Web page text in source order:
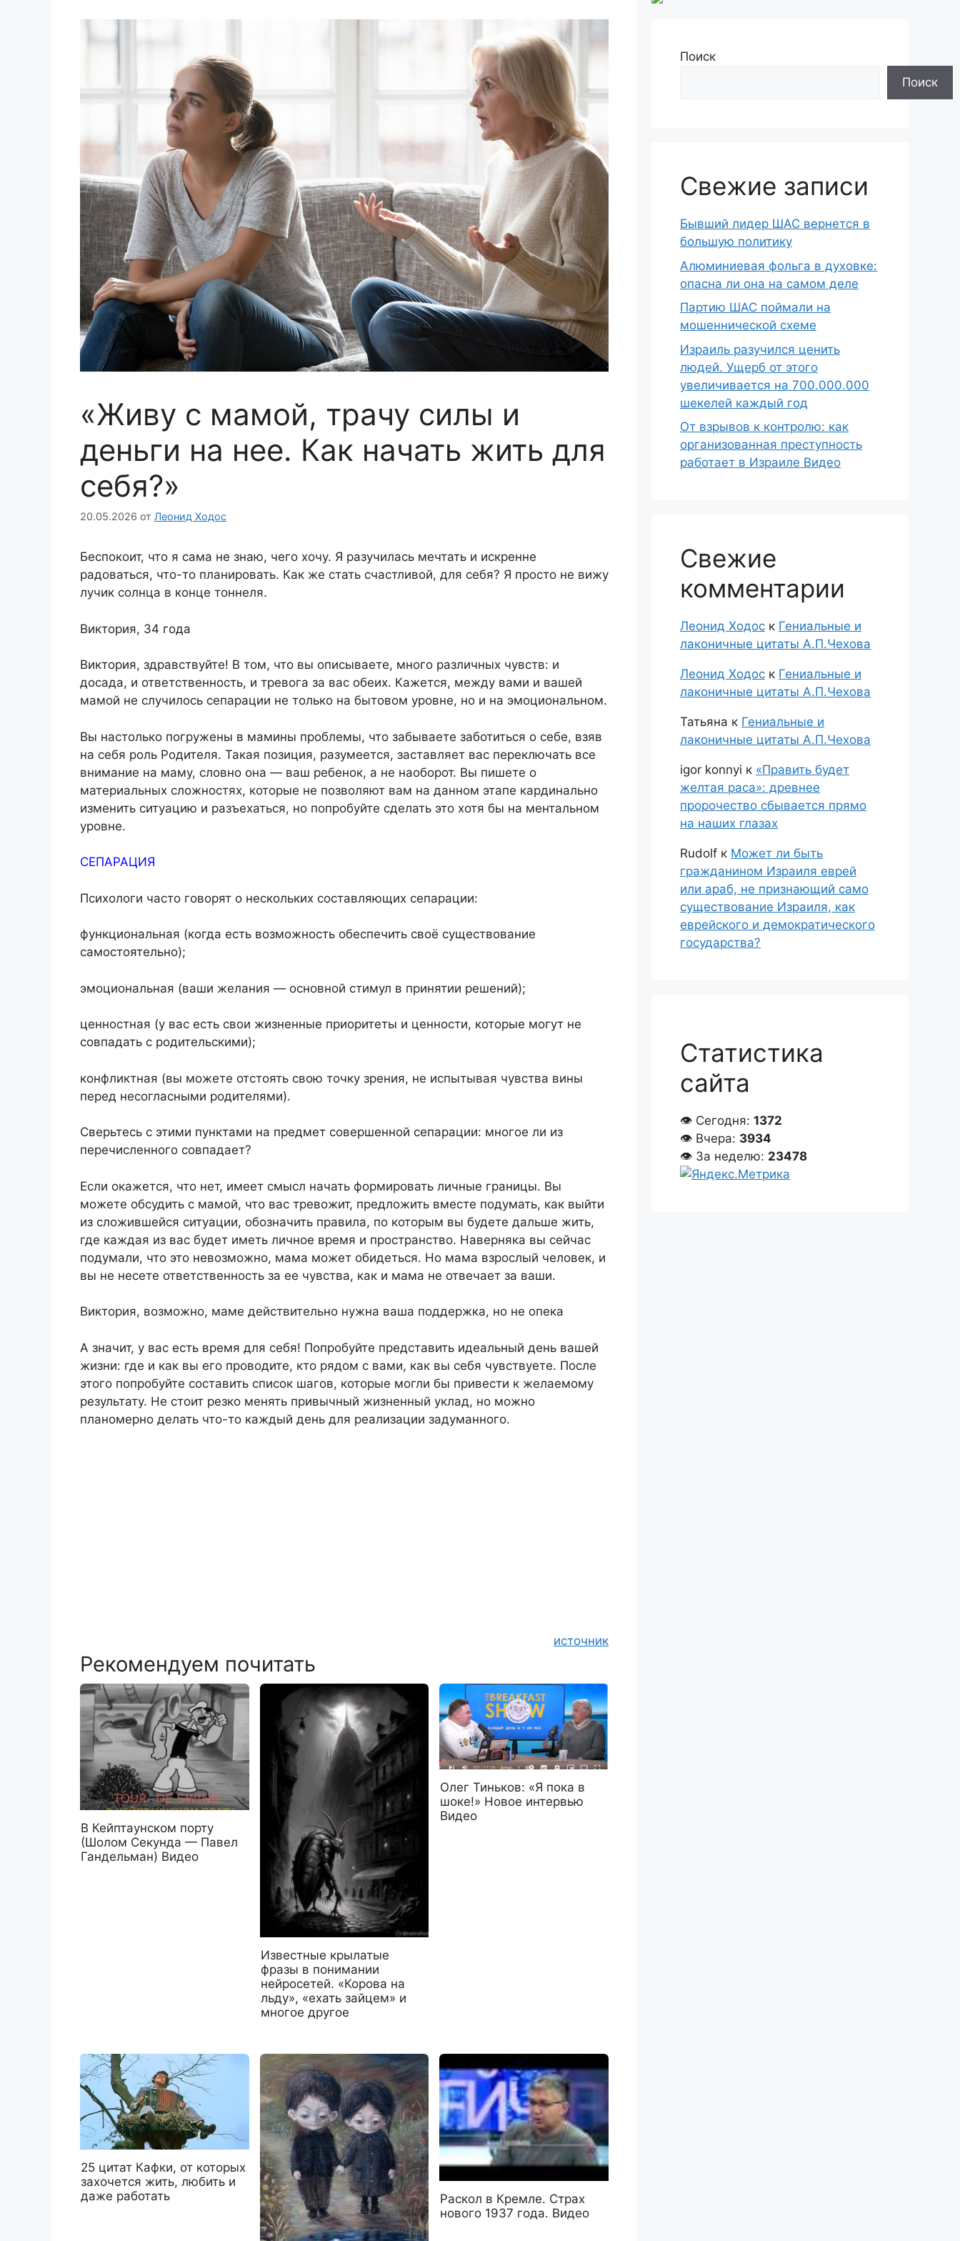
«Живу с мамой, трачу силы и
деньги на нее. Как начать жить для
себя?»
20.05.2026 от Леонид Ходос
Беспокоит, что я сама не знаю, чего хочу. Я разучилась мечтать и искренне
радоваться, что-то планировать. Как же стать счастливой, для себя? Я просто не вижу
лучик солнца в конце тоннеля.
Виктория, 34 года
Виктория, здравствуйте! В том, что вы описываете, много различных чувств: и
досада, и ответственность, и тревога за вас обеих. Кажется, между вами и вашей
мамой не случилось сепарации не только на бытовом уровне, но и на эмоциональном.
Вы настолько погружены в мамины проблемы, что забываете заботиться о себе, взяв
на себя роль Родителя. Такая позиция, разумеется, заставляет вас переключать все
внимание на маму, словно она — ваш ребенок, а не наоборот. Вы пишете о
материальных сложностях, которые не позволяют вам на данном этапе кардинально
изменить ситуацию и разъехаться, но попробуйте сделать это хотя бы на ментальном
уровне.
СЕПАРАЦИЯ
Психологи часто говорят о нескольких составляющих сепарации:
функциональная (когда есть возможность обеспечить своё существование
самостоятельно);
эмоциональная (ваши желания — основной стимул в принятии решений);
ценностная (у вас есть свои жизненные приоритеты и ценности, которые могут не
совпадать с родительскими);
конфликтная (вы можете отстоять свою точку зрения, не испытывая чувства вины
перед несогласными родителями).
Сверьтесь с этими пунктами на предмет совершенной сепарации: многое ли из
перечисленного совпадает?
Если окажется, что нет, имеет смысл начать формировать личные границы. Вы
можете обсудить с мамой, что вас тревожит, предложить вместе подумать, как выйти
из сложившейся ситуации, обозначить правила, по которым вы будете дальше жить,
где каждая из вас будет иметь личное время и пространство. Наверняка вы сейчас
подумали, что это невозможно, мама может обидеться. Но мама взрослый человек, и
вы не несете ответственность за ее чувства, как и мама не отвечает за ваши.
Виктория, возможно, маме действительно нужна ваша поддержка, но не опека
А значит, у вас есть время для себя! Попробуйте представить идеальный день вашей
жизни: где и как вы его проводите, кто рядом с вами, как вы себя чувствуете. После
этого попробуйте составить список шагов, которые могли бы привести к желаемому
результату. Не стоит резко менять привычный жизненный уклад, но можно
планомерно делать что-то каждый день для реализации задуманного.
источник
Рекомендуем почитать
В Кейптаунском порту
(Шолом Секунда — Павел
Гандельман) Видео
Известные крылатые
фразы в понимании
нейросетей. «Корова на
льду», «ехать зайцем» и
многое другое
Олег Тиньков: «Я пока в
шоке!» Новое интервью
Видео
25 цитат Кафки, от которых
захочется жить, любить и
даже работать
Раскол в Кремле. Страх
нового 1937 года. Видео
Поиск
Поиск
Свежие записи
Бывший лидер ШАС вернется в
большую политику
Алюминиевая фольга в духовке:
опасна ли она на самом деле
Партию ШАС поймали на
мошеннической схеме
Израиль разучился ценить
людей. Ущерб от этого
увеличивается на 700.000.000
шекелей каждый год
От взрывов к контролю: как
организованная преступность
работает в Израиле Видео
Свежие
комментарии
Леонид Ходос к Гениальные и
лаконичные цитаты А.П.Чехова
Леонид Ходос к Гениальные и
лаконичные цитаты А.П.Чехова
Татьяна к Гениальные и
лаконичные цитаты А.П.Чехова
igor konnyi к «Править будет
желтая раса»: древнее
пророчество сбывается прямо
на наших глазах
Rudolf к Может ли быть
гражданином Израиля еврей
или араб, не признающий само
существование Израиля, как
еврейского и демократического
государства?
Статистика
сайта
👁 Сегодня: 1372
👁 Вчера: 3934
👁 За неделю: 23478